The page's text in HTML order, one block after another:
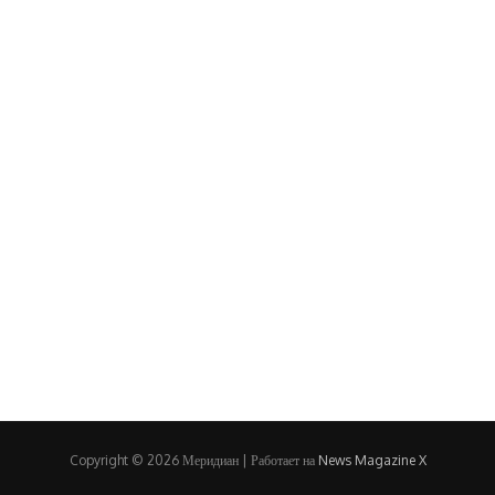
Copyright © 2026 Меридиан | Работает на News Magazine X